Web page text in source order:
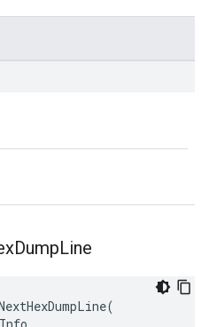
DumpLine
(